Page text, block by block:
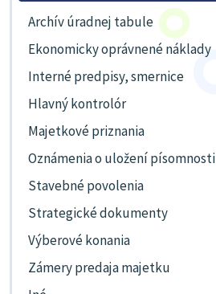
Archív úradnej tabule
Ekonomicky oprávnené náklady
Interné predpisy, smernice
Hlavný kontrolór
Majetkové priznania
Oznámenia o uložení písomnosti
Stavebné povolenia
Strategické dokumenty
Výberové konania
Zámery predaja majetku